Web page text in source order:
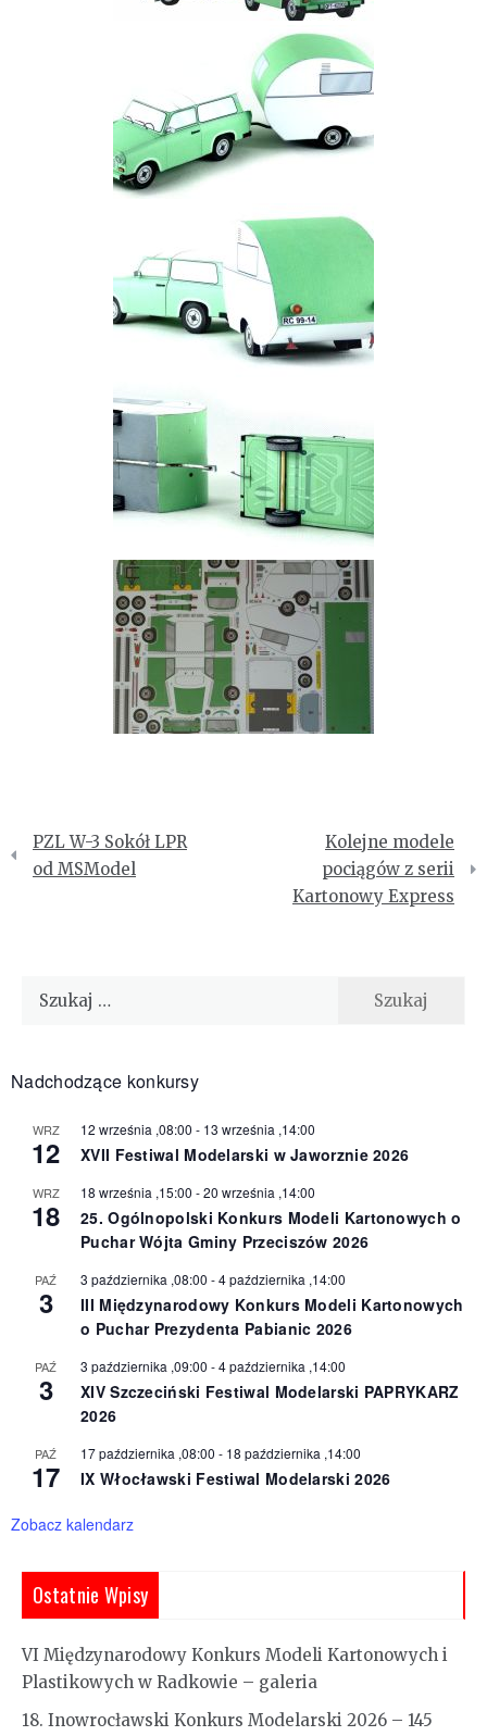
Nawigacja
wpisu
PZL W-3 Sokół LPR
od MSModel
Kolejne modele
pociągów z serii
Kartonowy Express
Szukaj:
Nadchodzące konkursy
WRZ
12
12 września ,08:00 - 13 września ,14:00
XVII Festiwal Modelarski w Jaworznie 2026
WRZ
18
18 września ,15:00 -20 września ,14:00
25. Ogólnopolski Konkurs Modeli Kartonowych o
Puchar Wójta Gminy Przeciszów 2026
PAŹ
3
3 października ,08:00 -4 października ,14:00
III Międzynarodowy Konkurs Modeli Kartonowych
o Puchar Prezydenta Pabianic 2026
PAŹ
3
3 października ,09:00 -4 października ,14:00
XIV Szczeciński Festiwal Modelarski PAPRYKARZ
2026
PAŹ
17
17 października ,08:00 - 18 października ,14:00
IX Włocławski Festiwal Modelarski 2026
Zobacz kalendarz
Ostatnie Wpisy
VI Międzynarodowy Konkurs Modeli Kartonowych i
Plastikowych w Radkowie – galeria
18. Inowrocławski Konkurs Modelarski 2026 – 145